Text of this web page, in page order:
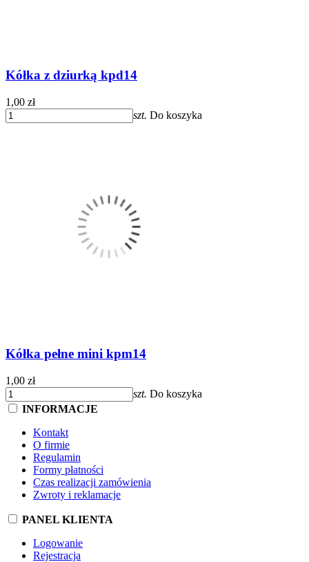
Kółka z dziurką kpd14
1,00 zł
szt. Do koszyka
Kółka pełne mini kpm14
1,00 zł
szt. Do koszyka
INFORMACJE
Kontakt
O firmie
Regulamin
Formy płatności
Czas realizacji zamówienia
Zwroty i reklamacje
PANEL KLIENTA
Logowanie
Rejestracja